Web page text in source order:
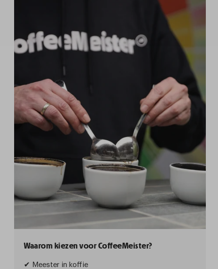
Waarom kiezen voor CoffeeMeister?
✔ Meester in koffie